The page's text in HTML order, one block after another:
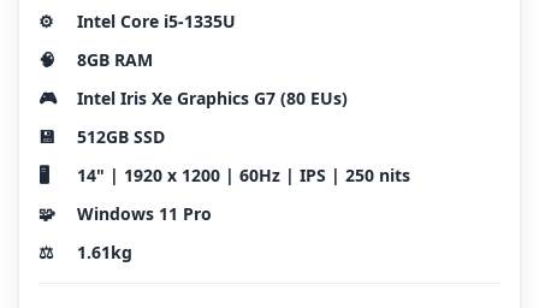
⚙️
Intel Core i5-1335U
🧠
8GB RAM
🎮
Intel Iris Xe Graphics G7 (80 EUs)
💾
512GB SSD
🖥️
14" | 1920 x 1200 | 60Hz | IPS | 250 nits
🧩
Windows 11 Pro
⚖️
1.61kg